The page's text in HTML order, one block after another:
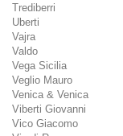
Trediberri
Uberti
Vajra
Valdo
Vega Sicilia
Veglio Mauro
Venica & Venica
Viberti Giovanni
Vico Giacomo